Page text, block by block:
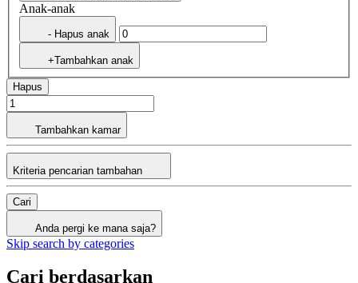
Anak-anak
- Hapus anak
+Tambahkan anak
Hapus
Tambahkan kamar
Kriteria pencarian tambahan
Cari
Anda pergi ke mana saja?
Skip search by categories
Cari berdasarkan